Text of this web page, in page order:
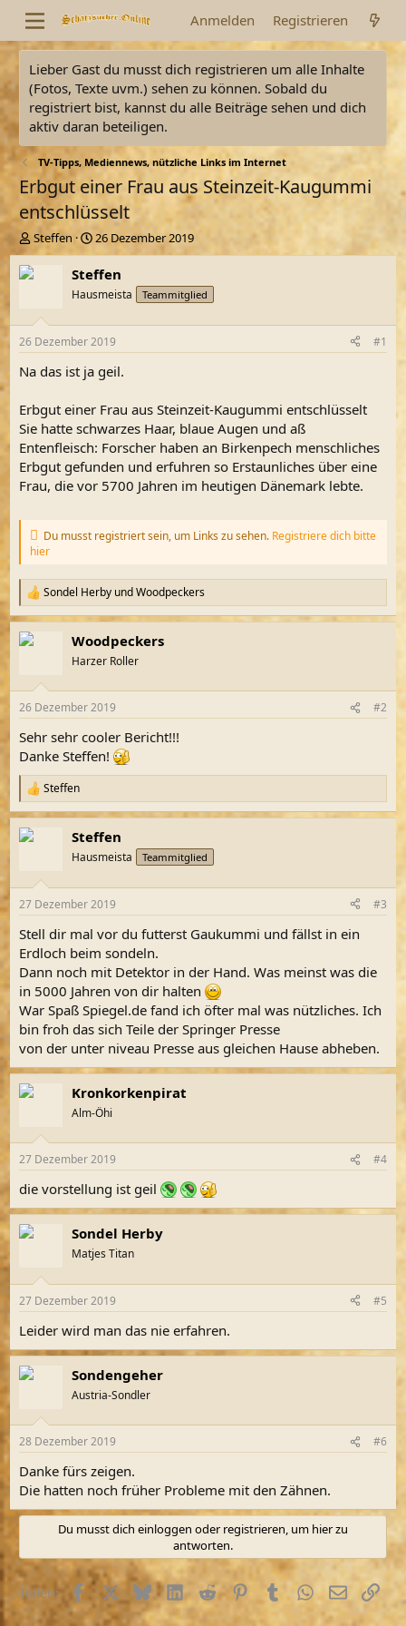
Anmelden Registrieren
Lieber Gast du musst dich registrieren um alle Inhalte
(Fotos, Texte uvm.) sehen zu können. Sobald du
registriert bist, kannst du alle Beiträge sehen und dich
aktiv daran beteiligen.
TV-Tipps, Mediennews, nützliche Links im Internet
Erbgut einer Frau aus Steinzeit-Kaugummi
entschlüsselt
E
r
s
l
e
r
Steffen
E
r
s
e
l
t
a
m
26 Dezember 2019
Steffen
Hausmeista Teammitglied
26 Dezember 2019 #1
Na das ist ja geil.
Erbgut einer Frau aus Steinzeit-Kaugummi entschlüsselt
Sie hatte schwarzes Haar, blaue Augen und aß
Entenfleisch: Forscher haben an Birkenpech menschliches
Erbgut gefunden und erfuhren so Erstaunliches über eine
Frau, die vor 5700 Jahren im heutigen Dänemark lebte.
Du musst registriert sein, um Links zu sehen. Registriere dich bitte
hier
R
e
a
k
e
:
Sondel Herby undWoodpeckers
Woodpeckers
Harzer Roller
26 Dezember 2019 #2
Sehr sehr cooler Bericht!!!
Danke Steffen!
R
e
a
k
e
:
Steffen
Steffen
Hausmeista Teammitglied
27 Dezember 2019 #3
Stell dir mal vor du futterst Gaukummi und fällst in ein
Erdloch beim sondeln.
Dann noch mit Detektor in der Hand. Was meinst was die
in 5000 Jahren von dir halten
War Spaß Spiegel.de fand ich öfter mal was nützliches. Ich
bin froh das sich Teile der Springer Presse
von der unter niveau Presse aus gleichen Hause abheben.
Kronkorkenpirat
Alm-Öhi
27 Dezember 2019 #4
die vorstellung ist geil
Sondel Herby
Matjes Titan
27 Dezember 2019 #5
Leider wird man das nie erfahren.
Sondengeher
Austria-Sondler
28 Dezember 2019 #6
Danke fürs zeigen.
Die hatten noch früher Probleme mit den Zähnen.
Du musst dich einloggen oder registrieren, um hier zu
antworten.
Teilen: FacebookX (Twitter)
BlueskyLinkedIn
Reddit PinterestTumblrWhatsApp
E-MailLink